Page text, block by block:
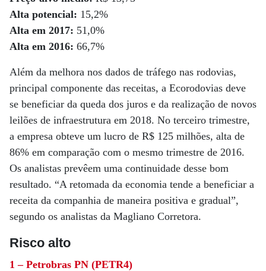
Alta potencial: 15,2%
Alta em 2017: 51,0%
Alta em 2016: 66,7%
Além da melhora nos dados de tráfego nas rodovias,
principal componente das receitas, a Ecorodovias deve
se beneficiar da queda dos juros e da realização de novos
leilões de infraestrutura em 2018. No terceiro trimestre,
a empresa obteve um lucro de R$ 125 milhões, alta de
86% em comparação com o mesmo trimestre de 2016.
Os analistas prevêem uma continuidade desse bom
resultado. “A retomada da economia tende a beneficiar a
receita da companhia de maneira positiva e gradual”,
segundo os analistas da Magliano Corretora.
Risco alto
1 – Petrobras PN (PETR4)